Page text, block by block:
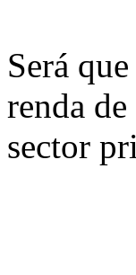
Será
renda
sector